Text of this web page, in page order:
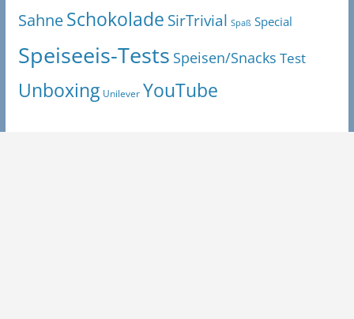
SahneSchokolade SirTrivial Spaß Special
Speiseeis-Tests Speisen/Snacks Test
Unboxing Unilever YouTube